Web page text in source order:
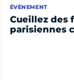
ÉVÈNEMENT
Cueillez des
parisiennes